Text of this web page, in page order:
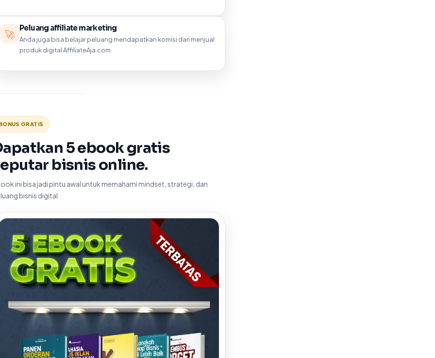
🚀 Peluang affiliate marketing
Anda juga bisa belajar peluang mendapatkan komisi dari menjual
produk digital AffiliateAja.com.
GRATIS
5 ebook gratis
bisnis online.
ini bisa jadi pintu awal untuk memahami mindset, strategi, dan
bisnis digital.